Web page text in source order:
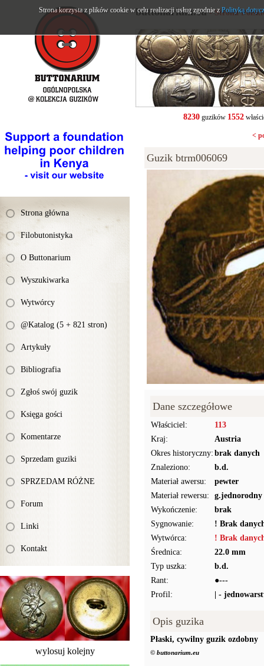
Strona główna
Filobutonistyka
O Buttonarium
Wyszukiwarka
Wytwórcy
@Katalog (5 + 821 stron)
Artykuły
Bibliografia
Zgłoś swój guzik
Księga gości
Komentarze
Sprzedam guziki
SPRZEDAM RÓŻNE
Forum
Linki
Kontakt
wylosuj kolejny
buttonarium.eu- Strona
8230guzików 1552
<
Guzik btrm006069
Dane szczegółowe
Właściciel:
113
Kraj:
Austria
Okres historyczny: brak danych
Znaleziono:
b.d.
Materiał awersu:
pewter
Materiał rewersu:
g.jednorodny
Wykończenie:
brak
Sygnowanie:
! Brak
Wytwórca:
! Brak
Średnica:
22.0 mm
Typ uszka:
b.d.
Rant:
●---
Profil:
| -
Opis guzika
Płaski, cywilny guzik ozdobny
© buttonarium.eu
Strona korzysta z plików cookie w celu realizacji usług zgodnie zPolityką